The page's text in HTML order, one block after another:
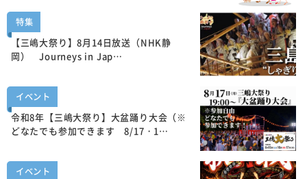
特集
【三嶋大祭り】8月14日放送（NHK静
岡） Journeys in Jap…
イベント
令和8年【三嶋大祭り】大盆踊り大会（※
どなたでも参加できます 8/17・1…
イベント